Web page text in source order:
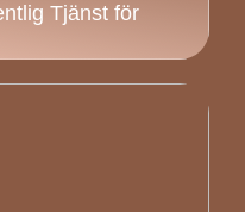
Tjänst för